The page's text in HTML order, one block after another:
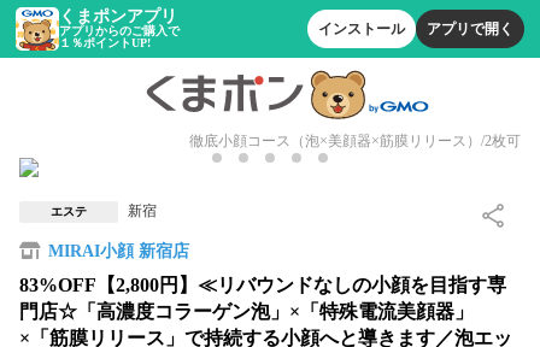
くまポンアプリ
アプリからのご購入で
１％ポイントUP!
インストール アプリで開く
徹底小顔コース（泡×美顔器×筋膜リリース）/2枚可
エステ 新宿
MIRAI小顔 新宿店
83%OFF【2,800円】≪リバウンドなしの小顔を目指す専
門店☆「高濃度コラーゲン泡」×「特殊電流美顔器」
×「筋膜リリース」で持続する小顔へと導きます／泡エッ